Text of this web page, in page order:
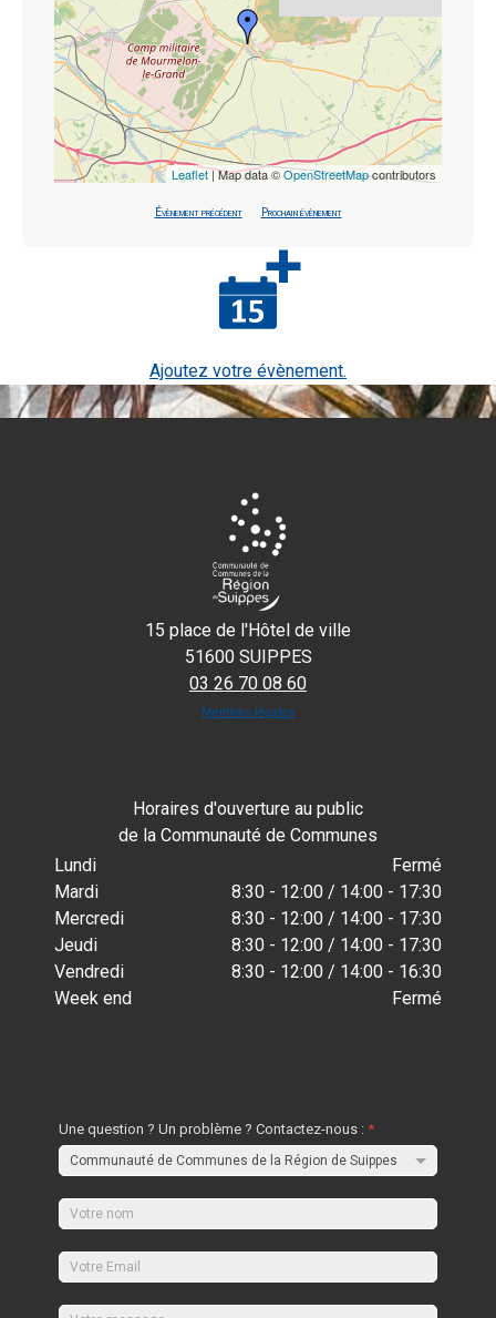
Leaflet| Map data ©OpenStreetMapcontributors
Évènement précédent Prochain évènement
Ajoutez votre évènement.
15 place de l'Hôtel de ville
51600 SUIPPES
03 26 70 08 60
Mentions légales
Horaires d'ouverture au public
de la Communauté de Communes
Lundi
Fermé
Mardi
8:30 - 12:00 / 14:00 - 17:30
Mercredi
8:30 - 12:00 / 14:00 - 17:30
Jeudi
8:30 - 12:00 / 14:00 - 17:30
Vendredi
8:30 - 12:00 / 14:00 - 16:30
Week end
Fermé
Une question ? Un problème ? Contactez-nous :*